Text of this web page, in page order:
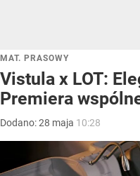
MAT. PRASOWY
Vistula x LOT:
Premiera
Dodano:28 maja 10:28